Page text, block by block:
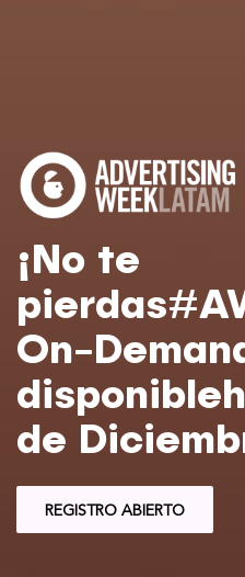
¡No te
pierdas
On-
disponible
de
REGISTRO ABIERTO